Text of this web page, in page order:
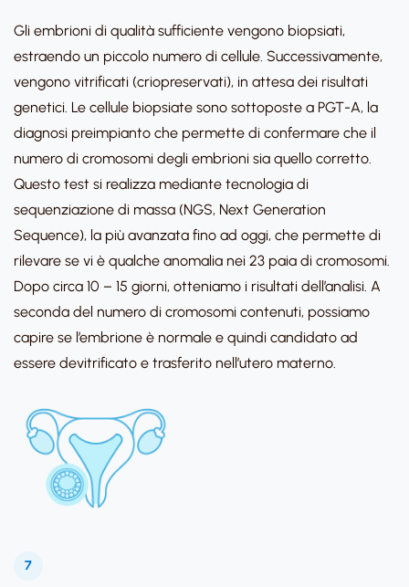
Gli embrioni di qualità sufficiente vengono biopsiati,
estraendo un piccolo numero di cellule. Successivamente,
vengono vitrificati (criopreservati), in attesa dei risultati
genetici. Le cellule biopsiate sono sottoposte a PGT-A, la
diagnosi preimpianto che permette di confermare che il
numero di cromosomi degli embrioni sia quello corretto.
Questo test si realizza mediante tecnologia di
sequenziazione di massa (NGS, Next Generation
Sequence), la più avanzata fino ad oggi, che permette di
rilevare se vi è qualche anomalia nei 23 paia di cromosomi.
Dopo circa 10 – 15 giorni, otteniamo i risultati dell’analisi. A
seconda del numero di cromosomi contenuti, possiamo
capire se l’embrione è normale e quindi candidato ad
essere devitrificato e trasferito nell’utero materno.
7